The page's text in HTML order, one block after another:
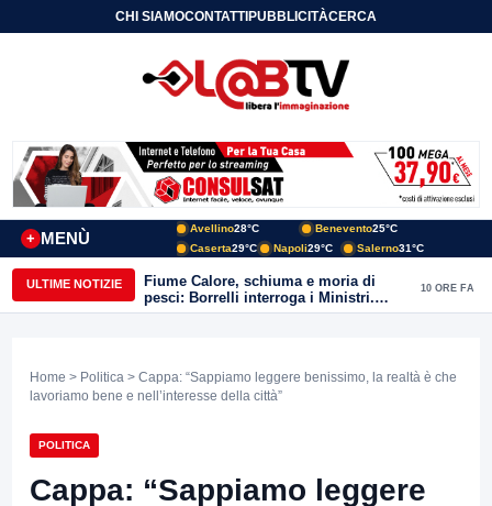
CHI SIAMOCONTATTIPUBBLICITÀCERCA
MENÙ
+
Avellino28°C Benevento25°C
Caserta29°C Napoli29°C Salerno31°C
ULTIME NOTIZIE
Fiume Calore, schiuma e moria di
pesci: Borrelli interroga i Ministri.
“Benevento paga l’assenza del
10 ORE FA
Home > Politica > Cappa: “Sappiamo leggere benissimo, la realtà è che
lavoriamo bene e nell’interesse della città”
POLITICA
Cappa: “Sappiamo leggere